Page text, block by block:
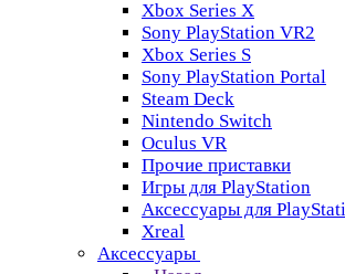
Xbox Series X
Sony PlayStation VR2
Xbox Series S
Sony PlayStation Portal
Steam Deck
Nintendo Switch
Oculus VR
Прочие приставки
Игры для PlayStation
Аксессуары для
Xreal
Аксессуары